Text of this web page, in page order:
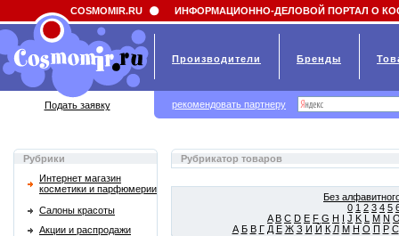
Field 'news_title' doesn't have a default value
Рубрики
Интернет магазин
косметики и парфюмерии
Салоны красоты
Акции и распродажи
Рубрикатор товаров
Без
0 1 2 3 4 5
A B C D E F G H I J K L M N
А Б В Г Д Е Ж З И Й К Л М Н О П Р С
COSMOMIR.RU ИНФОРМАЦИОННО-ДЕЛОВОЙ ПОРТАЛ О
Производители Бренды
Подать заявку рекомендовать партнеру